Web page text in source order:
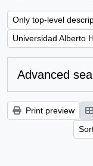
Remove filter:
Only top-level
Remove filter:
Universidad Alberto
Advanced
Print preview